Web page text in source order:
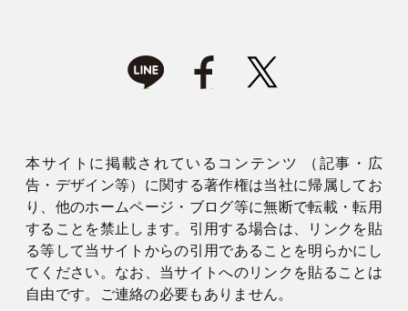
本サイトに掲載されているコンテンツ （記事・広
告・デザイン等）に関する著作権は当社に帰属してお
り、他のホームページ・ブログ等に無断で転載・転用
することを禁止します。引用する場合は、リンクを貼
る等して当サイトからの引用であることを明らかにし
てください。なお、当サイトへのリンクを貼ることは
自由です。ご連絡の必要もありません。